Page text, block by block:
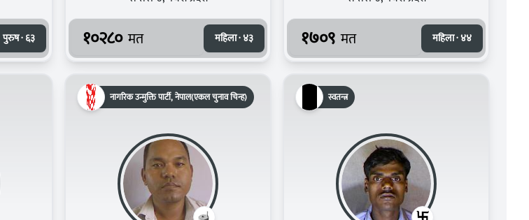
पुरुष · ६३ १०२८० मत महिला · ४३ १७०९ मत महिला · ४४
नागरिक उन्मुक्ति पार्टी, नेपाल(एकल चुनाव चिन्ह) स्वतन्त्र